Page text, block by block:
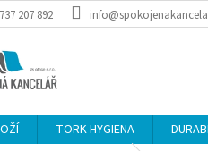
207 892
TORK HYGIENA